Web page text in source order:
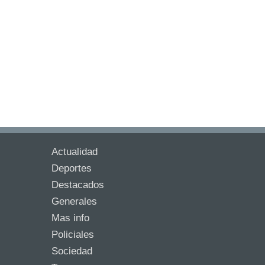
Actualidad
Deportes
Destacados
Generales
Mas info
Policiales
Sociedad